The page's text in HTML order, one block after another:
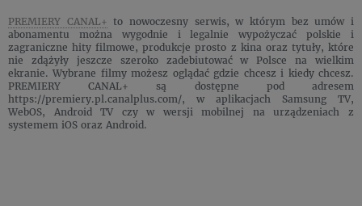
PREMIERY CANAL+ to nowoczesny serwis, w którym bez umów i
abonamentu można wygodnie i legalnie wypożyczać polskie i
zagraniczne hity filmowe, produkcje prosto z kina oraz tytuły, które
nie zdążyły jeszcze szeroko zadebiutować w Polsce na wielkim
ekranie. Wybrane filmy możesz oglądać gdzie chcesz i kiedy chcesz.
PREMIERY CANAL+ są dostępne pod adresem
https://premiery.pl.canalplus.com/, w aplikacjach Samsung TV,
WebOS, Android TV czy w wersji mobilnej na urządzeniach z
systemem iOS oraz Android.